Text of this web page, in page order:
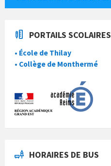
PORTAILS SCOLAIRES
• École de Thilay
• Collège de Monthermé
HORAIRES DE BUS